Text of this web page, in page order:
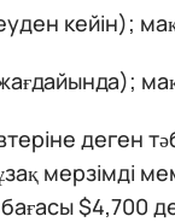
кейін);
деген
мерзімді
$4,700